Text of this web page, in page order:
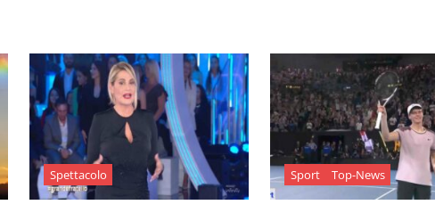
Spettacolo Sport Top-News